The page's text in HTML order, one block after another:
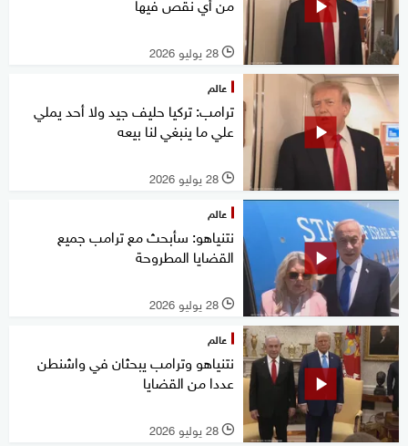
l 28 يوليو 2026
عالم
ترامب: تركيا حليف جيد ولا أحد يملي
علي ما ينبغي لنا بيعه
l 28 يوليو 2026
عالم
نتنياهو: سأبحث مع ترامب جميع
القضايا المطروحة
l 28 يوليو 2026
عالم
نتنياهو وترامب يبحثان في واشنطن
عددا من القضايا
l 28 يوليو 2026